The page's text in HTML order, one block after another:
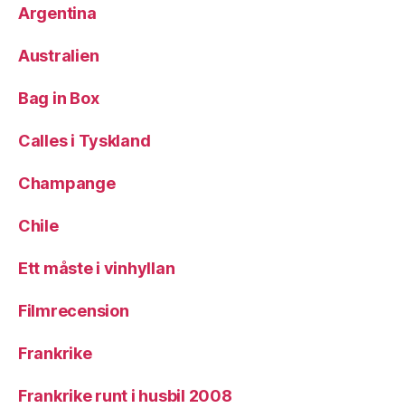
Argentina
Australien
Bag in Box
Calles i Tyskland
Champange
Chile
Ett måste i vinhyllan
Filmrecension
Frankrike
Frankrike runt i husbil 2008